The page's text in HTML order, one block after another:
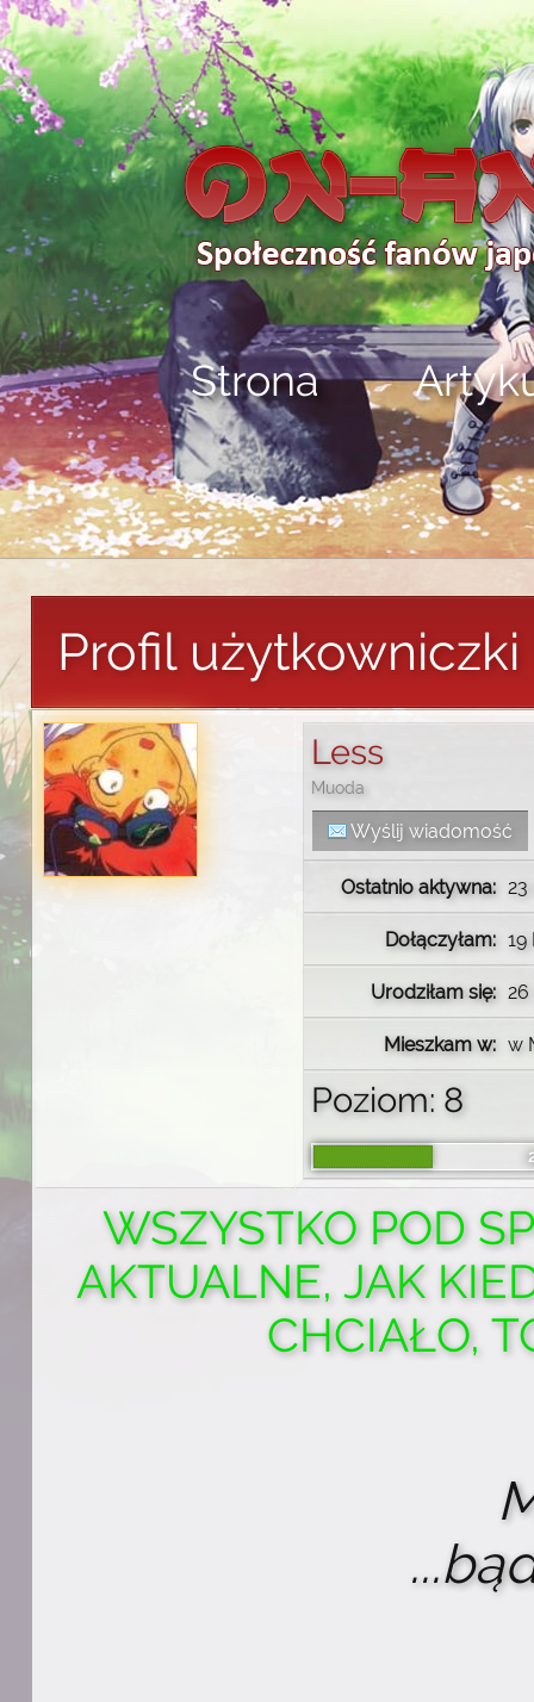
Strona
Profil użytkowniczki
Less
Muoda
Wyślij wiadomość
Ostatnio aktywna: 23
Dołączyłam: 19
Urodziłam się: 26
Mieszkam w: w
Poziom: 8
WSZYSTKO POD
AKTUALNE, JAK
CHCIAŁO,